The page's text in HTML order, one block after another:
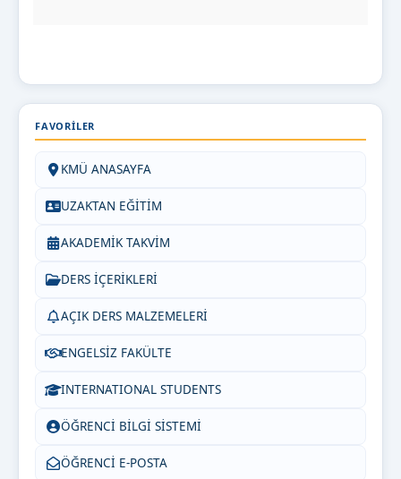
FAVORILER
KMÜ ANASAYFA
UZAKTAN EĞİTİM
AKADEMİK TAKVİM
DERS İÇERİKLERİ
AÇIK DERS MALZEMELERİ
ENGELSİZ FAKÜLTE
INTERNATIONAL STUDENTS
ÖĞRENCİ BİLGİ SİSTEMİ
ÖĞRENCİ E-POSTA